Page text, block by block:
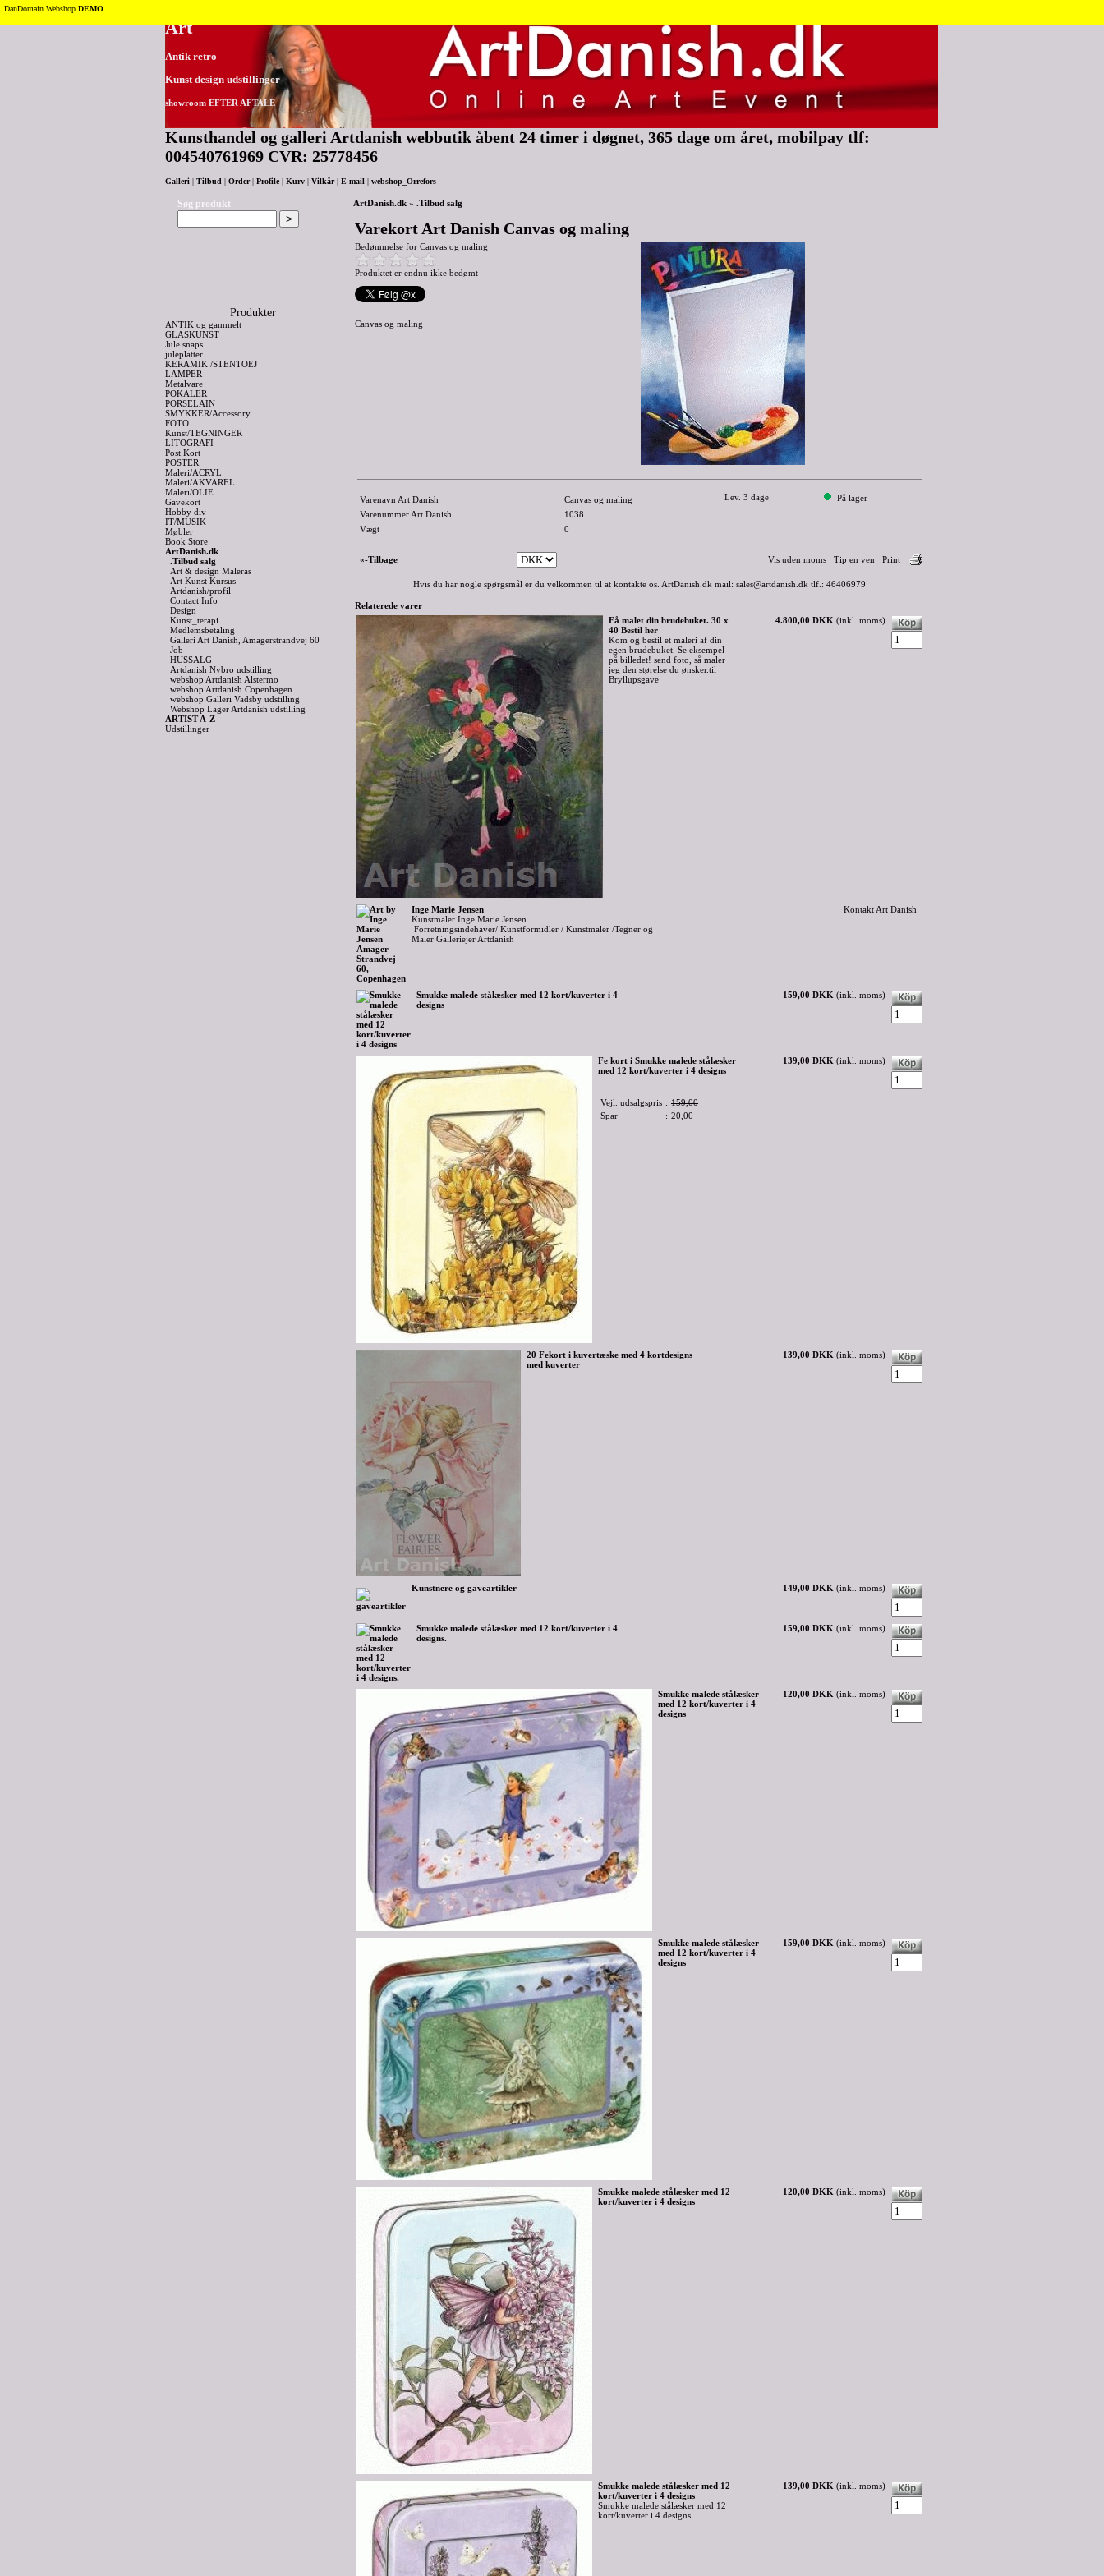
Tilbage til toppen
Art
Antik retro
Kunst design udstillinger
showroom EFTER AFTALE
Kunsthandel og galleri Artdanish webbutik åbent 24 timer i døgnet, 365 dage om året, mobilpay tlf:
004540761969 CVR: 25778456
Galleri Tilbud Order| Profile| Kurv Vilkår| E-mail webshop_Orrefors
Søg produkt
Produkter
ANTIK og gammelt
GLASKUNST
Jule snaps
juleplatter
KERAMIK /STENTOEJ
LAMPER
Metalvare
POKALER
PORSELAIN
SMYKKER/Accessory
FOTO
Kunst/TEGNINGER
LITOGRAFI
Post Kort
POSTER
Maleri/ACRYL
Maleri/AKVAREL
Maleri/OLIE
Gavekort
Hobby div
IT/MUSIK
Møbler
Book Store
ArtDanish.dk
.Tilbud salg
Art & design Maleras
Art Kunst Kursus
Artdanish/profil
Contact Info
Design
Kunst_terapi
Medlemsbetaling
Galleri Art Danish, Amagerstrandvej 60
Job
HUSSALG
Artdanish Nybro udstilling
webshop Artdanish Alstermo
webshop Artdanish Copenhagen
webshop Galleri Vadsby udstilling
Webshop Lager Artdanish udstilling
ARTIST A-Z
Udstillinger
ArtDanish.dk » .Tilbud salg
Varekort Art Danish Canvas og maling
Bedømmelse for Canvas og maling
Produktet er endnu ikke bedømt
Canvas og maling
Varenavn Art Danish
Canvas og maling
Varenummer Art Danish
1038
Vægt
0
Lev. 3 dage På lager
«-Tilbage Vis uden moms Tip en ven Print
Hvis du har nogle spørgsmål er du velkommen til at kontakte os. ArtDanish.dk mail: sales@artdanish.dk tlf.: 46406979
Relaterede varer
Få malet din brudebuket. 30 x
40 Bestil her
Kom og bestil et maleri af din
egen brudebuket. Se eksempel
på billedet! send foto, så maler
jeg den størelse du ønsker.til
Bryllupsgave
4.800,00 DKK (inkl. moms)
Inge Marie Jensen
Kunstmaler Inge Marie Jensen
Forretningsindehaver/ Kunstformidler / Kunstmaler /Tegner og
Maler Galleriejer Artdanish
Kontakt Art Danish
Smukke malede stålæsker med 12 kort/kuverter i 4
designs
159,00 DKK (inkl. moms)
Fe kort i Smukke malede stålæsker
med 12 kort/kuverter i 4 designs
Vejl. udsalgspris : 159,00
Spar
: 20,00
139,00 DKK (inkl. moms)
20 Fekort i kuvertæske med 4 kortdesigns
med kuverter
139,00 DKK (inkl. moms)
Kunstnere og gaveartikler 149,00 DKK (inkl. moms)
Smukke malede stålæsker med 12 kort/kuverter i 4
designs.
159,00 DKK (inkl. moms)
Smukke malede stålæsker
med 12 kort/kuverter i 4
designs
120,00 DKK (inkl. moms)
Smukke malede stålæsker
med 12 kort/kuverter i 4
designs
159,00 DKK (inkl. moms)
Smukke malede stålæsker med 12
kort/kuverter i 4 designs
120,00 DKK (inkl. moms)
Smukke malede stålæsker med 12
kort/kuverter i 4 designs
Smukke malede stålæsker med 12
kort/kuverter i 4 designs
139,00 DKK (inkl. moms)
DanDomain Webshop DEMO